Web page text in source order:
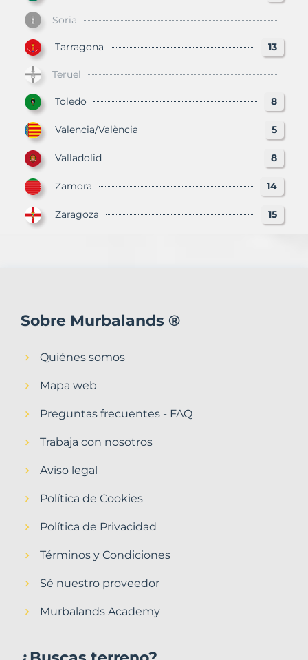
Soria
Tarragona 13
Teruel
Toledo 8
Valencia/València 5
Valladolid 8
Zamora 14
Zaragoza 15
Sobre Murbalands ®
Quiénes somos
Mapa web
Preguntas frecuentes - FAQ
Trabaja con nosotros
Aviso legal
Política de Cookies
Política de Privacidad
Términos y Condiciones
Sé nuestro proveedor
Murbalands Academy